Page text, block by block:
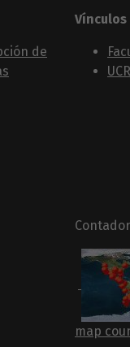
de
Vínculos
Contador
map